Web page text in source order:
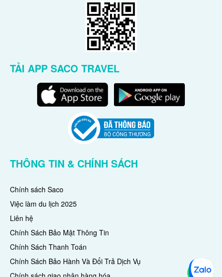
TẢI APP SACO TRAVEL
THÔNG TIN & CHÍNH SÁCH
Chính sách Saco
Việc làm du lịch 2025
Liên hệ
Chính Sách Bảo Mật Thông Tin
Chính Sách Thanh Toán
Chính Sách Bảo Hành Và Đổi Trả Dịch Vụ